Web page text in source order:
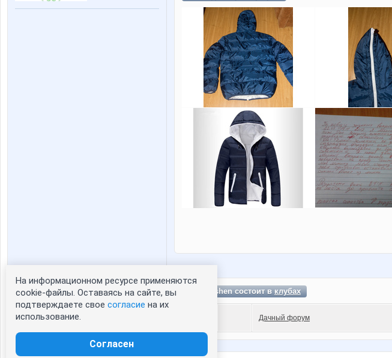
Статистика портрета:
сейчас просматривают портрет - 0
зарегистрированные пользователи
anastejshen состоит вклубах
Дачный форум
На информационном ресурсе применяются
cookie-файлы. Оставаясь на сайте, вы
подтверждаете свое согласие на их
использование.
Согласен